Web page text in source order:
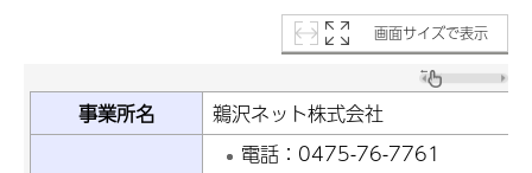
画面サイズで表示
事業所名 鵜沢ネット株式会社
電話：0475-76-7761